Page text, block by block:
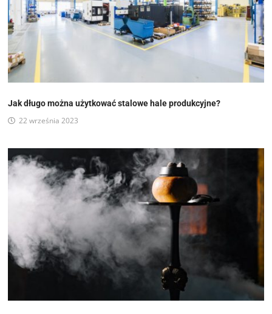
Jak długo można użytkować stalowe hale produkcyjne?
22 września 2023